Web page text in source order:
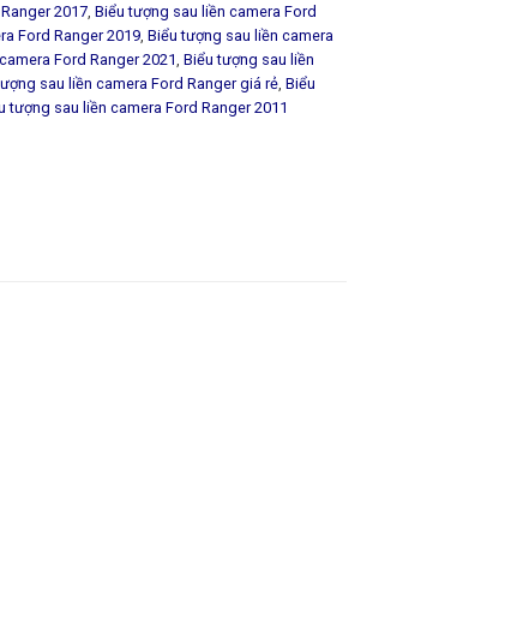
2017 Biểu tượng sau liền camera Ford
Ford Ranger 2019 Biểu tượng sau liền camera
Ford Ranger 2021 Biểu tượng sau liền
sau liền camera Ford Ranger giá rẻ Biểu
sau liền camera Ford Ranger 2011